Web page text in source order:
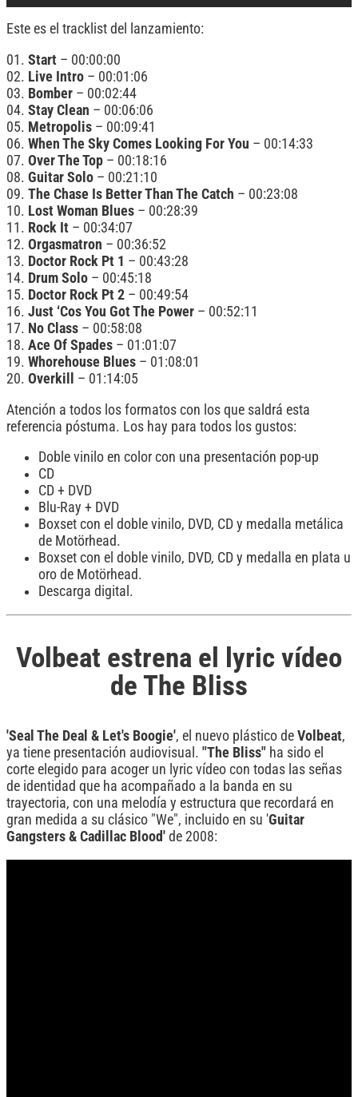
Este es el tracklist del lanzamiento:
01. Start – 00:00:00
02. Live Intro – 00:01:06
03. Bomber – 00:02:44
04. Stay Clean – 00:06:06
05. Metropolis – 00:09:41
06. When The Sky Comes Looking For You – 00:14:33
07. Over The Top – 00:18:16
08. Guitar Solo – 00:21:10
09. The Chase Is Better Than The Catch – 00:23:08
10. Lost Woman Blues – 00:28:39
11. Rock It – 00:34:07
12. Orgasmatron – 00:36:52
13. Doctor Rock Pt 1 – 00:43:28
14. Drum Solo – 00:45:18
15. Doctor Rock Pt 2 – 00:49:54
16. Just ‘Cos You Got The Power – 00:52:11
17. No Class – 00:58:08
18. Ace Of Spades – 01:01:07
19. Whorehouse Blues – 01:08:01
20. Overkill
– 01:14:05
Atención a todos los formatos con los que saldrá esta
referencia póstuma. Los hay para todos los gustos:
Doble vinilo en color con una presentación pop-up
CD
CD + DVD
Blu-Ray + DVD
Boxset con el doble vinilo, DVD, CD y medalla metálica
de Motörhead.
Boxset con el doble vinilo, DVD, CD y medalla en plata u
oro de Motörhead.
Descarga digital.
Volbeat estrena el lyric vídeo
de The Bliss
'Seal The Deal & Let's Boogie', el nuevo plástico de Volbeat,
ya tiene presentación audiovisual. "The Bliss" ha sido el
corte elegido para acoger un lyric vídeo con todas las señas
de identidad que ha acompañado a la banda en su
trayectoria, con una melodía y estructura que recordará en
gran medida a su clásico "We", incluido en su 'Guitar
Gangsters & Cadillac Blood' de 2008: